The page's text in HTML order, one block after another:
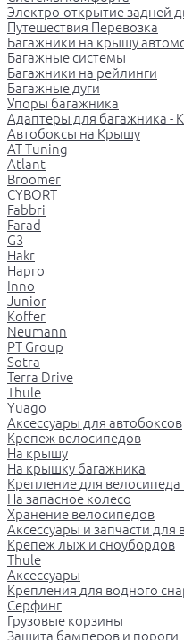
Электро-открытие задней
Путешествия Перевозка
Багажники на крышу
Багажные системы
Багажники на рейлинги
Багажные дуги
Упоры багажника
Адаптеры для багажника -
Автобоксы на Крышу
AT Tuning
Atlant
Broomer
CYBORT
Fabbri
Farad
G3
Hakr
Hapro
Inno
Junior
Koffer
Neumann
PT Group
Sotra
Terra Drive
Thule
Yuago
Аксессуары для автобоксов
Крепеж велосипедов
На крышу
На крышку багажника
Крепление для
На запасное колесо
Хранение велосипедов
Аксессуары и запчасти для
Крепеж лыж и сноубордов
Thule
Аксессуары
Крепления для водного
Серфинг
Грузовые корзины
Защита бамперов и пороги